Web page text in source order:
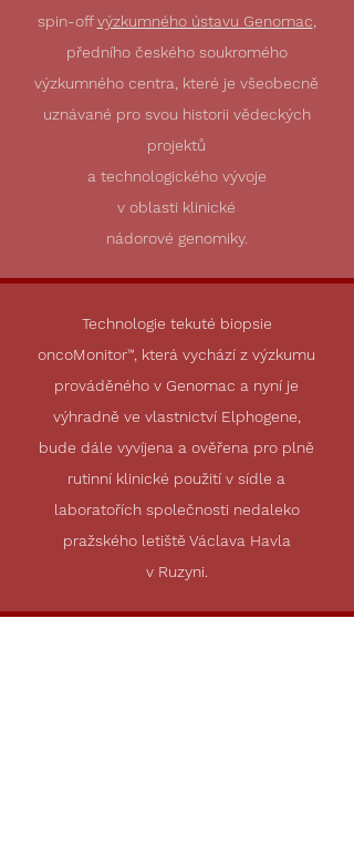
spin-offvýzkumného ústavu Genomac
předního českého soukromého
výzkumného centra, které je všeobecně
uznávané pro svou historii vědeckých
projektů
a technologického vývoje
v oblasti klinické
nádorové genomiky.
Technologie tekuté biopsie
oncoMonitor™, která vychází z výzkumu
prováděného v Genomac a nyní je
výhradně ve vlastnictví Elphogene,
bude dále vyvíjena a ověřena pro plně
rutinní klinické použití v sídle a
laboratořích společnosti nedaleko
pražského letiště Václava Havla
v Ruzyni.